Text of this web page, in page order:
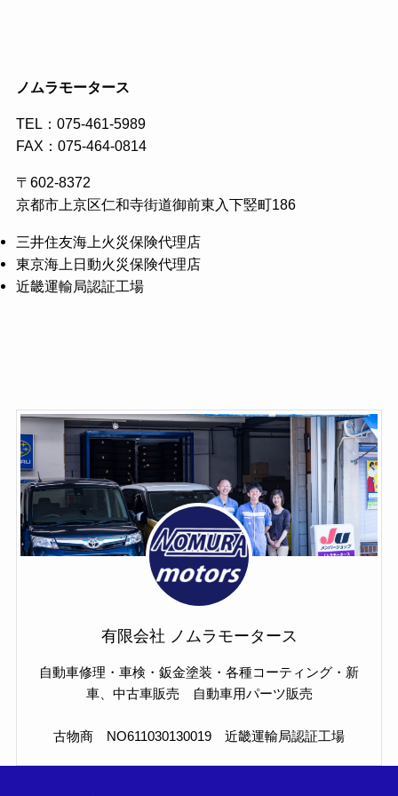
ノムラモータース
TEL： 075-461-5989
FAX：075-464-0814
〒602-8372
京都市上京区仁和寺街道御前東入下竪町186
三井住友海上火災保険代理店
東京海上日動火災保険代理店
近畿運輸局認証工場
有限会社 ノムラモータース
自動車修理・車検・鈑金塗装・各種コーティング・新
車、中古車販売 自動車用パーツ販売
古物商 NO611030130019 近畿運輸局認証工場